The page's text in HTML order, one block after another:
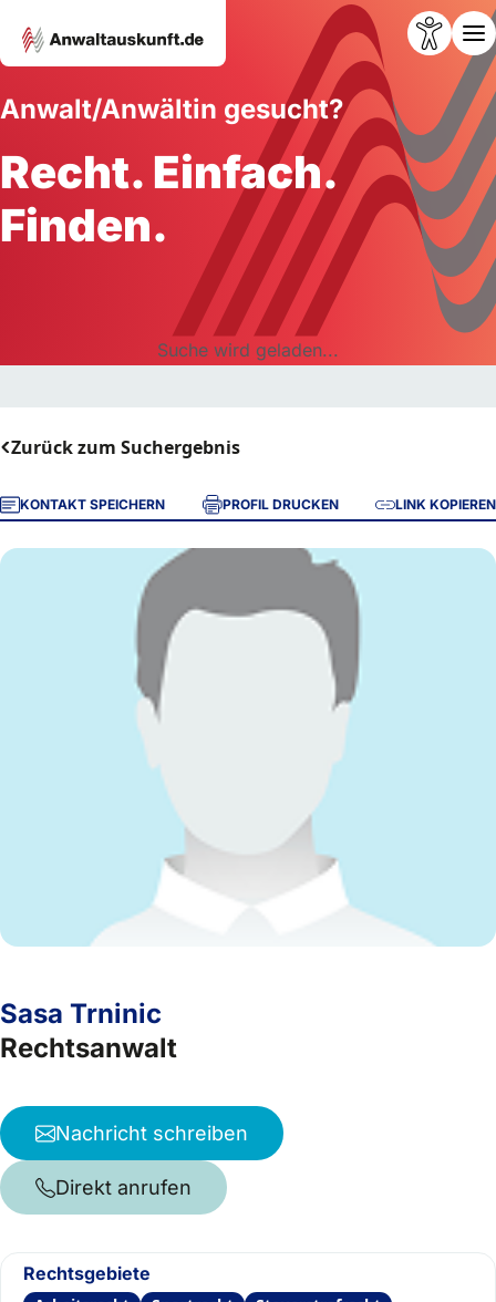
Anwalt/Anwältin gesucht?
Recht. Einfach.
Finden.
Suche wird geladen...
Zurück zum Suchergebnis
KONTAKT SPEICHERN PROFIL DRUCKEN LINK KOPIEREN
Sasa Trninic
Rechtsanwalt
Nachricht schreiben
Direkt anrufen
Rechtsgebiete